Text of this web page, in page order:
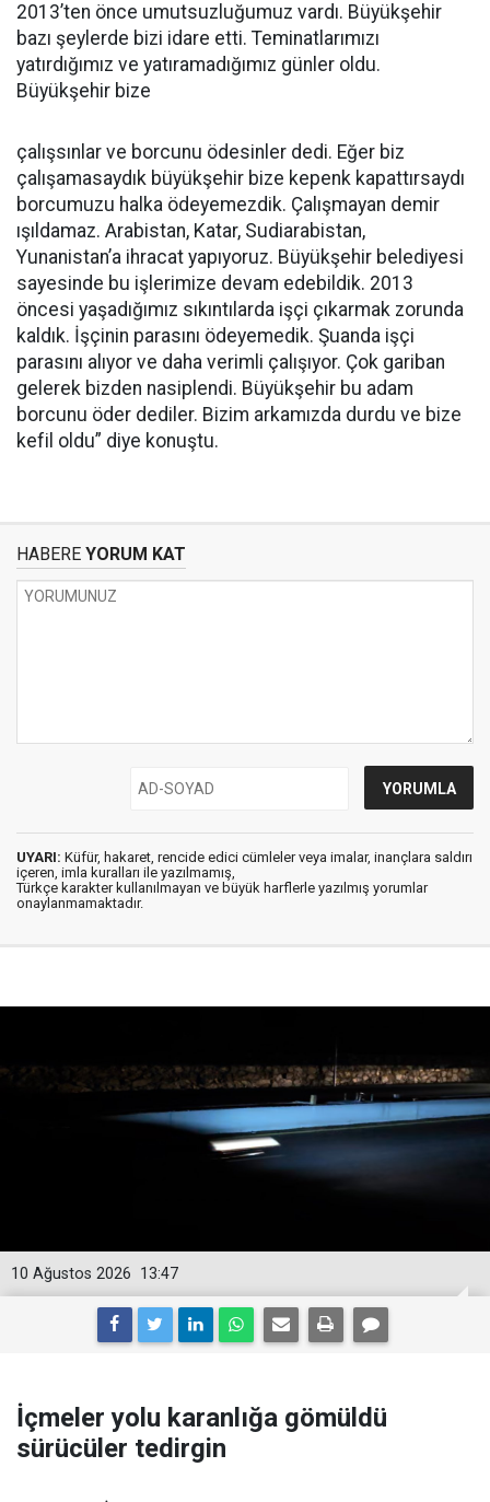
2013’ten önce umutsuzluğumuz vardı. Büyükşehir
bazı şeylerde bizi idare etti. Teminatlarımızı
yatırdığımız ve yatıramadığımız günler oldu.
Büyükşehir bize
çalışsınlar ve borcunu ödesinler dedi. Eğer biz
çalışamasaydık büyükşehir bize kepenk kapattırsaydı
borcumuzu halka ödeyemezdik. Çalışmayan demir
ışıldamaz. Arabistan, Katar, Sudiarabistan,
Yunanistan’a ihracat yapıyoruz. Büyükşehir belediyesi
sayesinde bu işlerimize devam edebildik. 2013
öncesi yaşadığımız sıkıntılarda işçi çıkarmak zorunda
kaldık. İşçinin parasını ödeyemedik. Şuanda işçi
parasını alıyor ve daha verimli çalışıyor. Çok gariban
gelerek bizden nasiplendi. Büyükşehir bu adam
borcunu öder dediler. Bizim arkamızda durdu ve bize
kefil oldu” diye konuştu.
HABERE YORUM KAT
UYARI: Küfür, hakaret, rencide edici cümleler veya imalar, inançlara saldırı
içeren, imla kuralları ile yazılmamış,
Türkçe karakter kullanılmayan ve büyük harflerle yazılmış yorumlar
onaylanmamaktadır.
13:47
10 Ağustos 2026
İçmeler yolu karanlığa gömüldü
sürücüler tedirgin